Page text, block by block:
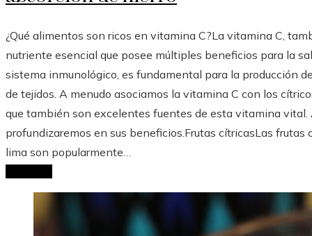
¿Qué alimentos son ricos en vitamina C?La vitamina C,
nutriente esencial que posee múltiples beneficios para la
sistema inmunológico, es fundamental para la producción
de tejidos. A menudo asociamos la vitamina C con los
que también son excelentes fuentes de esta vitamina
profundizaremos en sus beneficios.Frutas cítricasLas
lima son popularmente…